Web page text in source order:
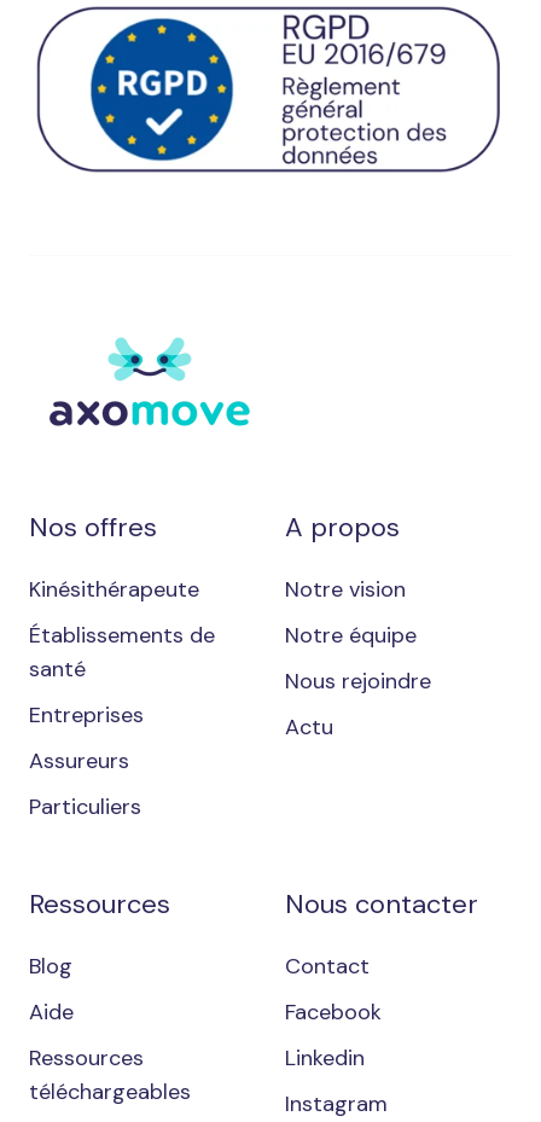
Nos offres
Kinésithérapeute
Établissements de
santé
Entreprises
Assureurs
Particuliers
A propos
Notre vision
Notre équipe
Nous rejoindre
Actu
Ressources
Blog
Aide
Ressources
téléchargeables
Nous contacter
Contact
Facebook
Linkedin
Instagram